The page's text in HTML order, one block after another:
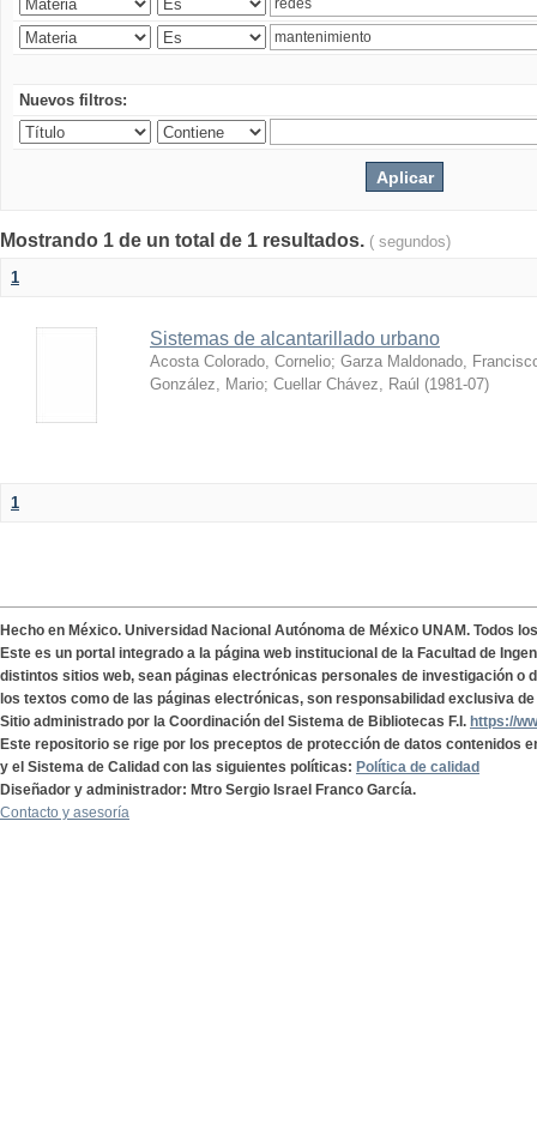
Nuevos filtros:
Mostrando 1 de un total de 1 resultados. ( segundos)
1
Sistemas de alcantarillado urbano
Acosta Colorado, Cornelio; Garza Maldonado,
González, Mario; Cuellar Chávez, Raúl (1981-07)
1
Hecho en México. Universidad Nacional Autónoma de México UNAM. Todos
Este es un portal integrado a la página web institucional de la Facultad de
distintos sitios web, sean páginas electrónicas personales de investigación o
los textos como de las páginas electrónicas, son responsabilidad exclusiva
Sitio administrado por la Coordinación del Sistema de Bibliotecas F.I. https://
Este repositorio se rige por los preceptos de protección de datos contenidos
y el Sistema de Calidad con las siguientes políticas: Política de calidad
Diseñador y administrador: Mtro Sergio Israel Franco García.
Contacto y asesoría